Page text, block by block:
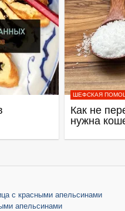
ШЕФСКАЯ
Как не
нужна
с красными апельсинами
апельсинами